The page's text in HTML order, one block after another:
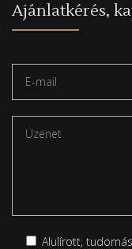
Ajánlatkérés,
Alulírott,